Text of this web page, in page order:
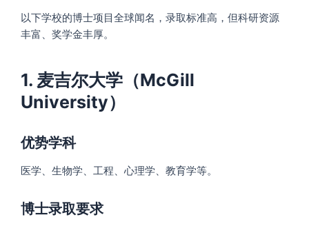
以下学校的博士项目全球闻名，录取标准高，但科研资源
丰富、奖学金丰厚。
1. 麦吉尔大学（McGill
University）
优势学科
医学、生物学、工程、心理学、教育学等。
博士录取要求